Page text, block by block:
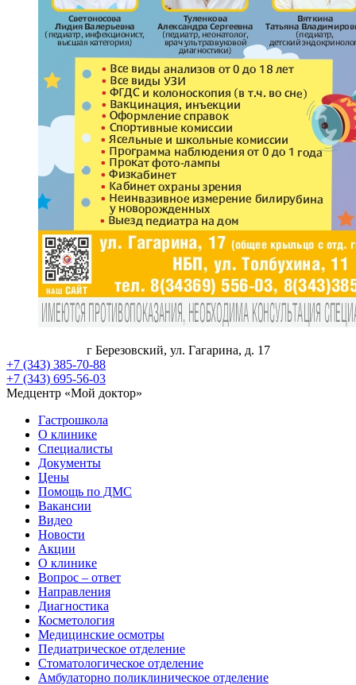
г Березовский, ул. Гагарина, д. 17
+7 (343) 385-70-88
+7 (343) 695-56-03
Медцентр «Мой доктор»
Гастрошкола
О клинике
Специалисты
Документы
Цены
Помощь по ДМС
Вакансии
Видео
Новости
Акции
О клинике
Вопрос – ответ
Направления
Диагностика
Косметология
Медицинские осмотры
Педиатрическое отделение
Стоматологическое отделение
Амбулаторно поликлиническое отделение